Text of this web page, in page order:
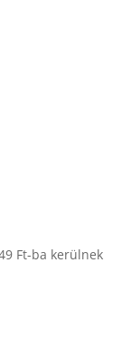
Ft-ba kerülnek